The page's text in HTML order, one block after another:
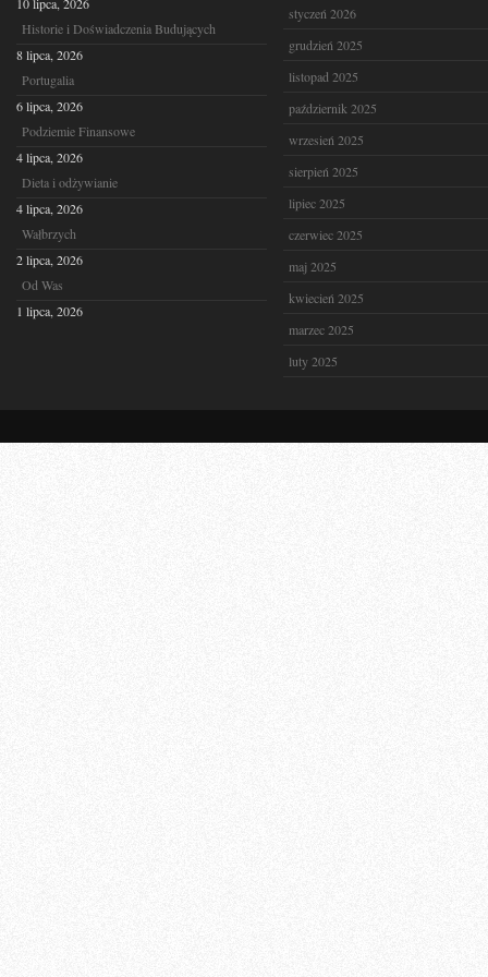
Historie i Doświadczenia Budujących
8 lipca, 2026
Portugalia
6 lipca, 2026
Podziemie Finansowe
4 lipca, 2026
Dieta i odżywianie
4 lipca, 2026
Wałbrzych
2 lipca, 2026
Od Was
1 lipca, 2026
styczeń 2026
grudzień 2025
listopad 2025
październik 2025
wrzesień 2025
sierpień 2025
lipiec 2025
czerwiec 2025
maj 2025
kwiecień 2025
marzec 2025
luty 2025